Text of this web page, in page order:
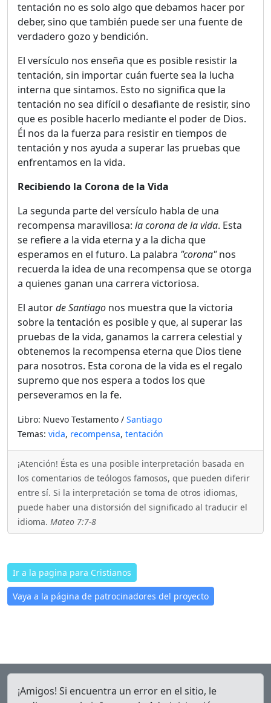
tentación no es solo algo que debamos hacer por
deber, sino que también puede ser una fuente de
verdadero gozo y bendición.
El versículo nos enseña que es posible resistir la
tentación, sin importar cuán fuerte sea la lucha
interna que sintamos. Esto no significa que la
tentación no sea difícil o desafiante de resistir, sino
que es posible hacerlo mediante el poder de Dios.
Él nos da la fuerza para resistir en tiempos de
tentación y nos ayuda a superar las pruebas que
enfrentamos en la vida.
Recibiendo la Corona de la Vida
La segunda parte del versículo habla de una
recompensa maravillosa: la corona de la vida. Esta
se refiere a la vida eterna y a la dicha que
esperamos en el futuro. La palabra "corona"nos
recuerda la idea de una recompensa que se otorga
a quienes ganan una carrera victoriosa.
El autorde Santiago nos muestra que la victoria
sobre la tentación es posible y que, al superar las
pruebas de la vida, ganamos la carrera celestial y
obtenemos la recompensa eterna que Dios tiene
para nosotros. Esta corona de la vida es el regalo
supremo que nos espera a todos los que
perseveramos en la fe.
Libro: Nuevo Testamento / Santiago
Temas: vida, recompensa, tentación
¡Atención! Ésta es una posible interpretación basada en
los comentarios de teólogos famosos, que pueden diferir
entre sí. Si la interpretación se toma de otros idiomas,
puede haber una distorsión del significado al traducir el
idioma. Mateo 7:7-8
Ir a la pagina para Cristianos
Vaya a la página de patrocinadores del proyecto
¡Amigos! Si encuentra un error en el sitio, le